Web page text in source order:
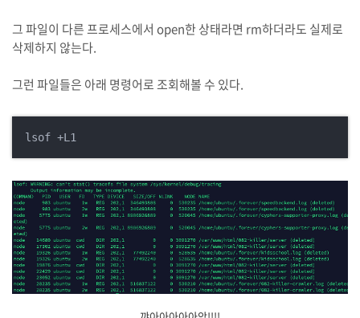
그 파일이 다른 프로세스에서 open한 상태라면 rm하더라도 실제로
삭제하지 않는다.
그런 파일들은 아래 명령어로 조회해볼 수 있다.
lsof +L1